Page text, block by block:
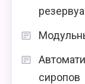
сиропов